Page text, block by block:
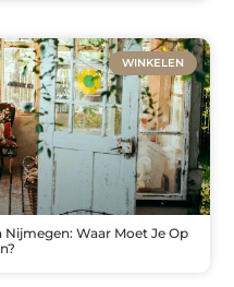
WINKELEN
Waar Moet Je Op